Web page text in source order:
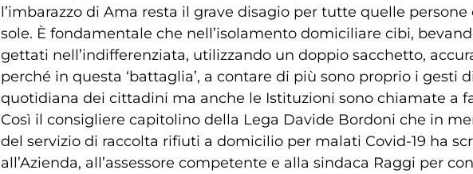
l’imbarazzo di Ama resta il grave disagio per tutte quelle
sole. È fondamentale che nell’isolamento domiciliare cibi,
gettati nell’indifferenziata, utilizzando un doppio sacchetto,
perché in questa ‘battaglia’, a contare di più sono proprio i gesti
quotidiana dei cittadini ma anche le Istituzioni sono chiamate a
Così il consigliere capitolino della Lega Davide Bordoni che in
del servizio di raccolta rifiuti a domicilio per malati Covid-19 ha
all’Azienda, all’assessore competente e alla sindaca Raggi per